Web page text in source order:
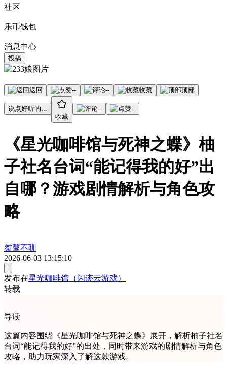
社区
乐币钱包
消息中心
投稿
返回 -- -- 收藏 顶部
说点好听的...
收藏
-- --
《星光咖啡馆与死神之蝶》柚
子社名台词“能记得我的好”出
自哪？游戏剧情解析与角色攻
略
桀骜不驯
2026-06-03 13:15:10
发布在星光咖啡馆（闪迹云游戏）
转载
导读
这篇内容围绕《星光咖啡馆与死神之蝶》展开，解析柚子社名
台词“能记得我的好”的出处，同时带来游戏的剧情解析与角色
攻略，助力玩家深入了解这款游戏。